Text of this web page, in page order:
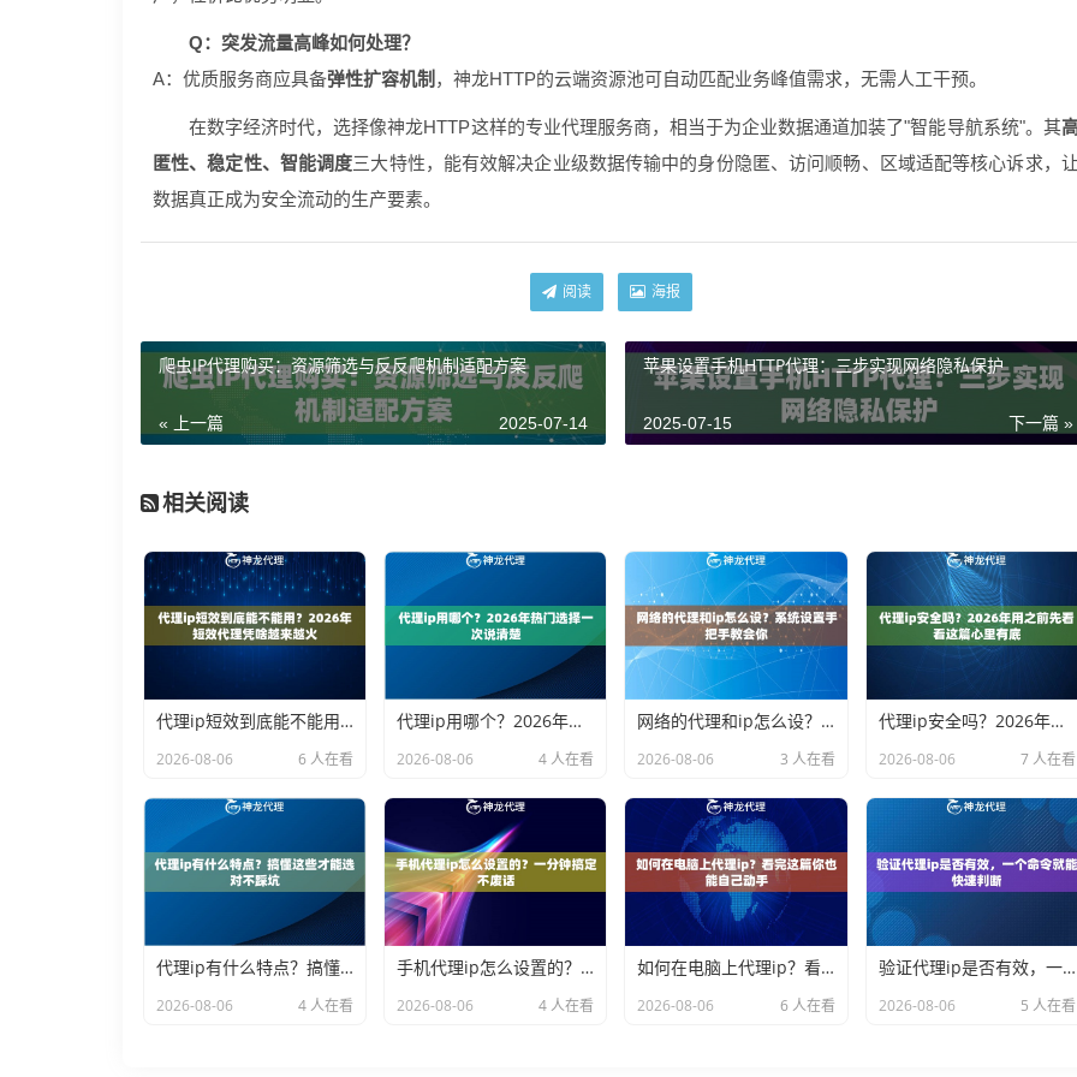
Q：突发流量高峰如何处理？
A：优质服务商应具备弹性扩容机制 ，神龙HTTP的云端资源池可自动匹配业务峰值需求，无需人工干预。
在数字经济时代，选择像神龙HTTP这样的专业代理服务商，相当于为企业数据通道加装了"智能导航系统"。其
匿性、稳定性、智能调度三大特性，能有效解决企业级数据传输中的身份隐匿、访问顺畅、区域适配等核心诉求，
数据真正成为安全流动的生产要素。
阅读 海报
爬虫IP代理购买：资源筛选与反反爬机制适配方案
« 上一篇 2025-07-14
苹果设置手机HTTP代理：三步实现网络隐私保护
下一篇 »
2025-07-15
相关阅读
代理ip短效到底能不能用？2026年短效代理凭啥越来越火
2026-08-06 6 人在看
代理ip用哪个？2026年热门选择一次说清楚
2026-08-06 4 人在看
网络的代理和ip怎么设？系统设置手把手教会你
2026-08-06 3 人在看
代理ip安全吗？2026年用之前先看看这篇心里有底
2026-08-06 7 人在看
代理ip有什么特点？搞懂这些才能选对不踩坑
2026-08-06 4 人在看
手机代理ip怎么设置的？一分钟搞定不废话
2026-08-06 4 人在看
如何在电脑上代理ip？看完这篇你也能自己动手
2026-08-06 6 人在看
验证代理ip是否有效，一个命令就能快速判断
2026-08-06 5 人在看